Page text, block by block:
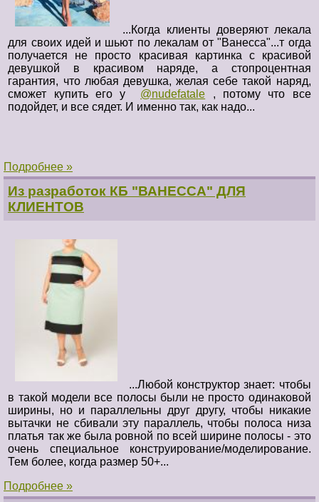
...Когда клиенты доверяют лекала
для своих идей и шьют по лекалам от "Ванесса"...т огда
получается не просто красивая картинка с красивой
девушкой в красивом наряде, а стопроцентная
гарантия, что любая девушка, желая себе такой наряд,
сможет купить его у @nudefatale , потому что все
подойдет, и все сядет. И именно так, как надо...
Подробнее »
Из разработок КБ "ВАНЕССА" ДЛЯ
КЛИЕНТОВ
...Любой конструктор знает: чтобы
в такой модели все полосы были не просто одинаковой
ширины, но и параллельны друг другу, чтобы никакие
вытачки не сбивали эту параллель, чтобы полоса низа
платья так же была ровной по всей ширине полосы - это
очень специальное конструирование/моделирование.
Тем более, когда размер 50+...
Подробнее »